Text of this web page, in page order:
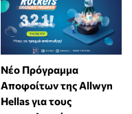
Νέο Πρόγραμμα
Αποφοίτων της Allwyn
Hellas για τους